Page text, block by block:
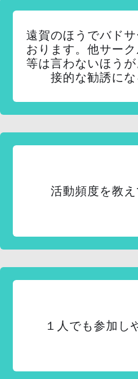
遠賀のほうでバド
おります。他サー
等は言わないほう
接的な勧誘に
活動頻度を教え
１人でも参加し